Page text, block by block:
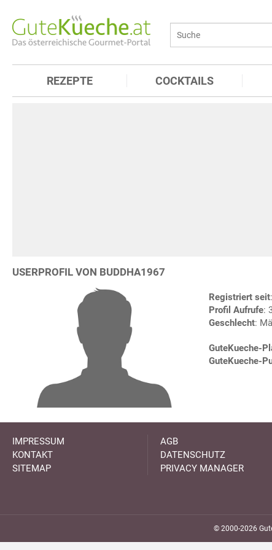
REZEPTE COCKTAILS
USERPROFIL VON BUDDHA1967
Registriert seit
Profil Aufrufe:
Geschlecht:
GuteKueche-
GuteKueche-
IMPRESSUM
KONTAKT
SITEMAP
AGB
DATENSCHUTZ
PRIVACY MANAGER
© 2000-2026